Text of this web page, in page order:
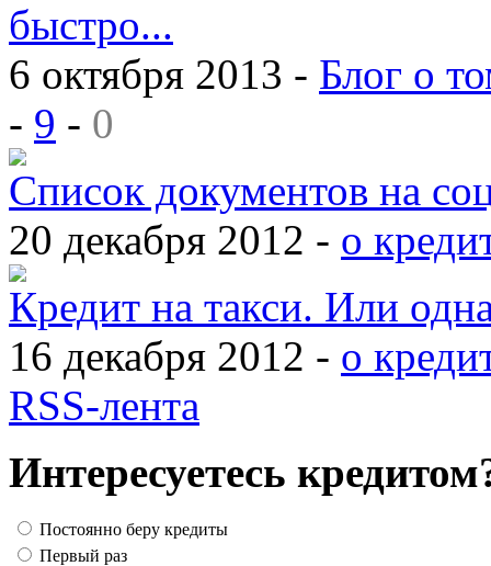
быстро...
6 октября 2013 - Блог о
- 9 - 0
Список документов на
20 декабря 2012 - о
Кредит на такси. Или
16 декабря 2012 - о
RSS-лента
Интересуетесь
Постоянно беру кредиты
Первый раз